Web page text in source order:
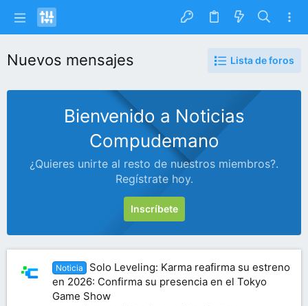
Nuevos mensajes Lista de foros
Bienvenido a Noticias
Compudemano
¿Quieres unirte al resto de nuestros miembros?.
Regístrate hoy.
Inscríbete
Noticia
Solo Leveling: Karma reafirma su estreno
en 2026: Confirma su presencia en el Tokyo
Game Show